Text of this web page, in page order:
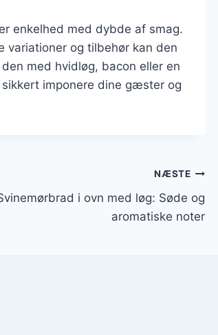
enkelhed med dybde af smag.
variationer og tilbehør kan den
med hvidløg, bacon eller en
imponere dine gæster og
NÆSTE
i ovn med løg: Søde og
aromatiske noter